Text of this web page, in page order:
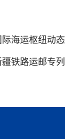
际海运枢纽动
铁路运邮专